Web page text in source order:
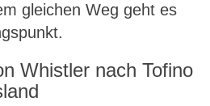
gleichen Weg geht es
Whistler nach Tofino